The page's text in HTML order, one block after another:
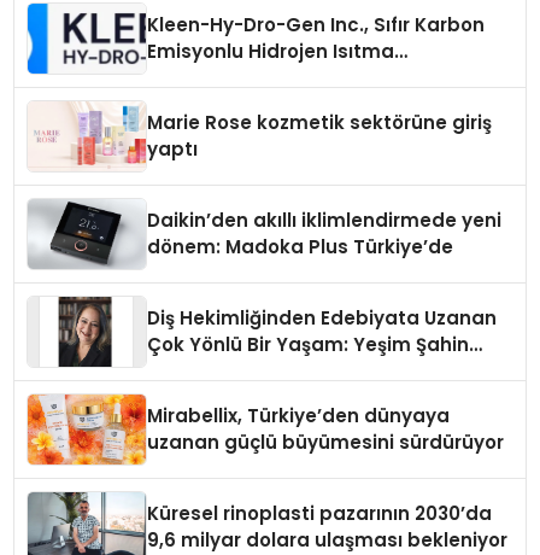
Kleen-Hy-Dro-Gen Inc., Sıfır Karbon
Emisyonlu Hidrojen Isıtma
Marie Rose kozmetik sektörüne giriş
yaptı
Daikin’den akıllı iklimlendirmede yeni
dönem: Madoka Plus Türkiye’de
Diş Hekimliğinden Edebiyata Uzanan
Çok Yönlü Bir Yaşam: Yeşim Şahin
Mirabellix, Türkiye’den dünyaya
uzanan güçlü büyümesini sürdürüyor
Küresel rinoplasti pazarının 2030’da
9,6 milyar dolara ulaşması bekleniyor